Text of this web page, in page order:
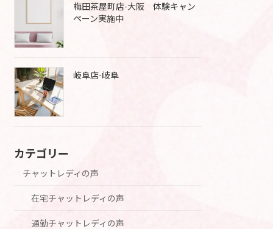
梅田茶屋町店-大阪 体験キャン
ペーン実施中
岐阜店-岐阜
カテゴリー
チャットレディの声
在宅チャットレディの声
通勤チャットレディの声